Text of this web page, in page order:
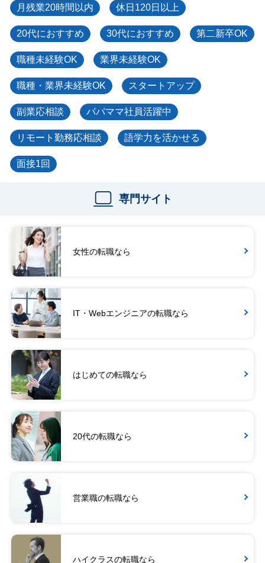
月残業20時間以内 休日120日以上
20代におすすめ 30代におすすめ 第二新卒OK
職種未経験OK 業界未経験OK
職種・業界未経験OK スタートアップ
副業応相談 パパママ社員活躍中
リモート勤務応相談 語学力を活かせる
面接1回
専門サイト
女性の転職なら
IT・Webエンジニアの転職なら
はじめての転職なら
20代の転職なら
営業職の転職なら
ハイクラスの転職なら